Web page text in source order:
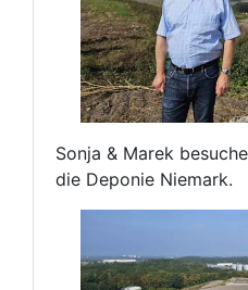
Sonja & Marek
die Deponie Niemark.